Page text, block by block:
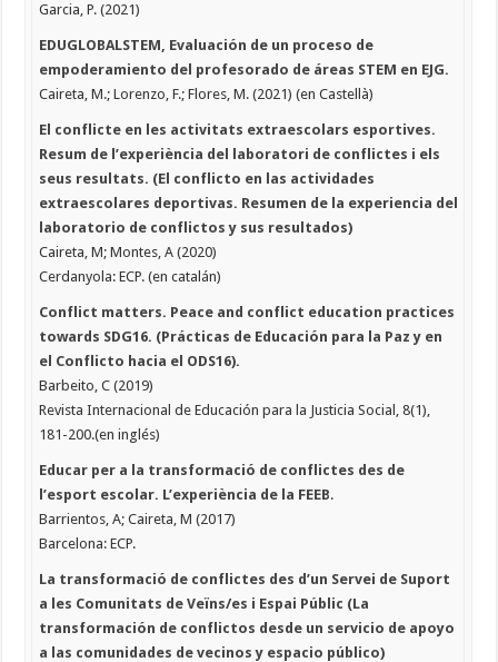
Garcia, P. (2021)
EDUGLOBALSTEM, Evaluación de un proceso de
empoderamiento del profesorado de áreas STEM en EJG.
Caireta, M.; Lorenzo, F.; Flores, M. (2021) (en Castellà)
El conflicte en les activitats extraescolars esportives.
Resum de l’experiència del laboratori de conflictes i els
seus resultats. (El conflicto en las actividades
extraescolares deportivas. Resumen de la experiencia del
laboratorio de conflictos y sus resultados)
Caireta, M; Montes, A (2020)
Cerdanyola: ECP. (en catalán)
Conflict matters. Peace and conflict education practices
towards SDG16. (Prácticas de Educación para la Paz y en
el Conflicto hacia el ODS16).
Barbeito, C (2019)
Revista Internacional de Educación para la Justicia Social, 8(1),
181-200.(en inglés)
Educar per a la transformació de conflictes des de
l’esport escolar. L’experiència de la FEEB.
Barrientos, A; Caireta, M (2017)
Barcelona: ECP.
La transformació de conflictes des d’un Servei de Suport
a les Comunitats de Veïns/es i Espai Públic (La
transformación de conflictos desde un servicio de apoyo
a las comunidades de vecinos y espacio público)